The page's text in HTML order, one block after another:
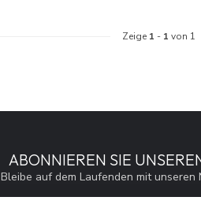
Zeige 1 - 1 von 1
ABONNIEREN SIE
Bleibe auf dem Laufenden mit